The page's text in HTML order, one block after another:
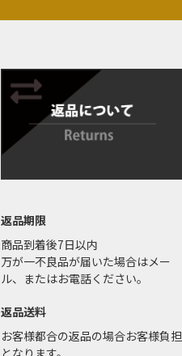
返品期限
商品到着後7日以内
万が一不良品が届いた場合はメー
ル、またはお電話ください。
返品送料
お客様都合の返品の場合お客様負担
となります。